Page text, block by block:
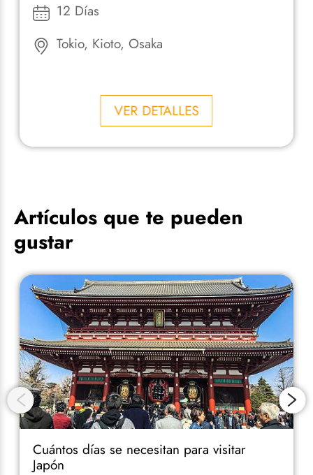
12 Días
Tokio, Kioto, Osaka
VER DETALLES
Artículos que te pueden
gustar
Cuántos días se necesitan para visitar
Japón